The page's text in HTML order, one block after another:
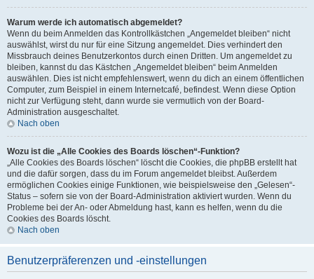
Warum werde ich automatisch abgemeldet?
Wenn du beim Anmelden das Kontrollkästchen „Angemeldet bleiben“ nicht
auswählst, wirst du nur für eine Sitzung angemeldet. Dies verhindert den
Missbrauch deines Benutzerkontos durch einen Dritten. Um angemeldet zu
bleiben, kannst du das Kästchen „Angemeldet bleiben“ beim Anmelden
auswählen. Dies ist nicht empfehlenswert, wenn du dich an einem öffentlichen
Computer, zum Beispiel in einem Internetcafé, befindest. Wenn diese Option
nicht zur Verfügung steht, dann wurde sie vermutlich von der Board-
Administration ausgeschaltet.
Nach oben
Wozu ist die „Alle Cookies des Boards löschen“-Funktion?
„Alle Cookies des Boards löschen“ löscht die Cookies, die phpBB erstellt hat
und die dafür sorgen, dass du im Forum angemeldet bleibst. Außerdem
ermöglichen Cookies einige Funktionen, wie beispielsweise den „Gelesen“-
Status – sofern sie von der Board-Administration aktiviert wurden. Wenn du
Probleme bei der An- oder Abmeldung hast, kann es helfen, wenn du die
Cookies des Boards löscht.
Nach oben
Benutzerpräferenzen und -einstellungen